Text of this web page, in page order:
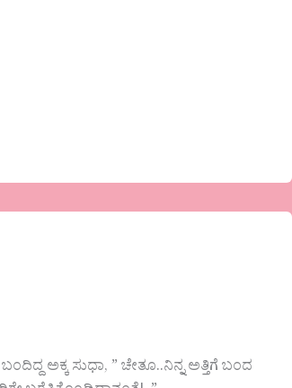
ಅಕ್ಕ ಸುಧಾ, ” ಚೇತೂ..ನಿನ್ನ ಅತ್ತಿಗೆ ಬಂದ